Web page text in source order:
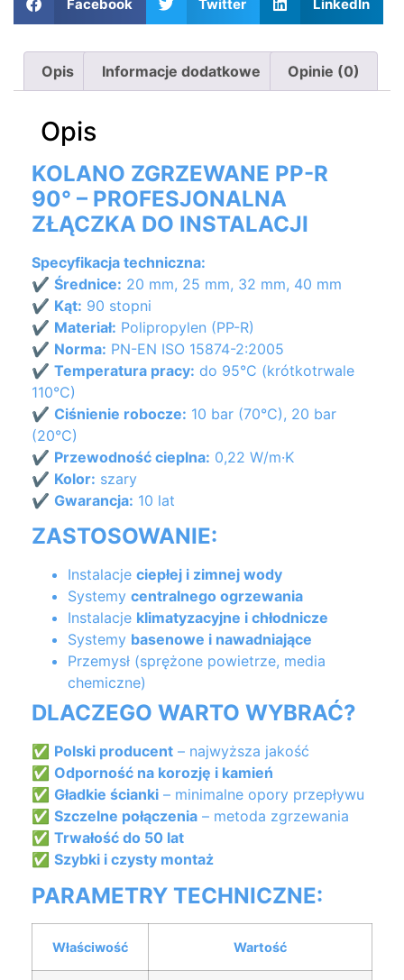
Facebook Twitter LinkedIn
Opis Informacje dodatkowe Opinie (0)
Opis
KOLANO ZGRZEWANE PP-R
90° – PROFESJONALNA
ZŁĄCZKA DO INSTALACJI
Specyfikacja techniczna:
✔ Średnice: 20 mm, 25 mm, 32 mm, 40 mm
✔ Kąt: 90 stopni
✔ Materiał: Polipropylen (PP-R)
✔ Norma: PN-EN ISO 15874-2:2005
✔ Temperatura pracy: do 95°C (krótkotrwale
110°C)
✔ Ciśnienie robocze: 10 bar (70°C), 20 bar
(20°C)
✔ Przewodność cieplna: 0,22 W/m·K
✔ Kolor: szary
✔ Gwarancja: 10 lat
ZASTOSOWANIE:
Instalacje ciepłej i zimnej wody
Systemy centralnego ogrzewania
Instalacje klimatyzacyjne i chłodnicze
Systemy basenowe i nawadniające
Przemysł (sprężone powietrze, media
chemiczne)
DLACZEGO WARTO WYBRAĆ?
✅ Polski producent – najwyższa jakość
✅ Odporność na korozję i kamień
✅ Gładkie ścianki – minimalne opory przepływu
✅ Szczelne połączenia – metoda zgrzewania
✅ Trwałość do 50 lat
✅ Szybki i czysty montaż
PARAMETRY TECHNICZNE:
Właściwość Wartość